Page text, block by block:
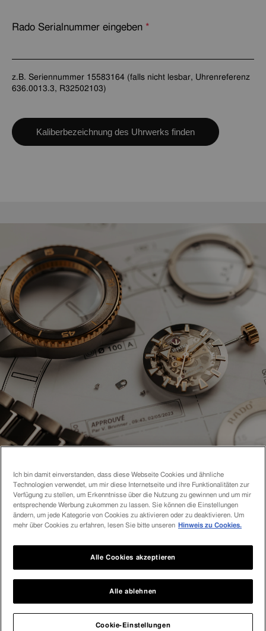
z.B. Seriennummer 15583164 (falls nicht lesbar, Uhrenreferenz
636.0013.3, R32502103)
Rado Serialnummer eingeben *
Sprache wählen
Katalog
Werfen Sie einen Blick in unseren aktuellen Katalog und
lassen Sie sich inspirieren.
Mehr Erfahren
Ich bin damit einverstanden, dass diese Webseite Cookies und ähnliche
Technologien verwendet, um mir diese Internetseite und ihre Funktionalitäten zur
Verfügung zu stellen, um Erkenntnisse über die Nutzung zu gewinnen und um mir
entsprechende Werbung zukommen zu lassen. Sie können die Einstellungen
ändern, um jede Kategorie von Cookies zu aktivieren oder zu deaktivieren. Um
mehr über Cookies zu erfahren, lesen Sie bitte unseren Hinweis zu Cookies.
Alle ablehnen
Alle Cookies akzeptieren
Cookie-Einstellungen